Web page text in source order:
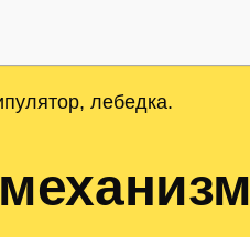
лебедка.